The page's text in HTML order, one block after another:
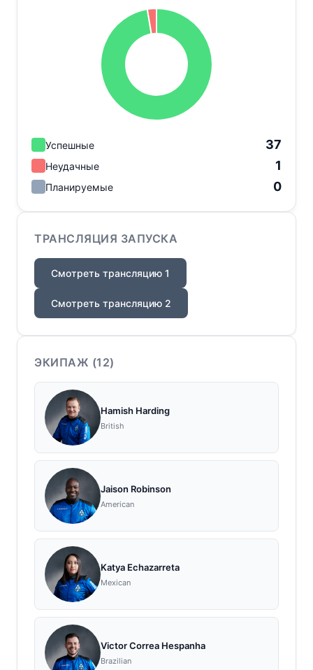
Успешные 37
Неудачные 1
Планируемые 0
ТРАНСЛЯЦИЯ ЗАПУСКА
Смотреть трансляцию 1
Смотреть трансляцию 2
ЭКИПАЖ (12)
Hamish Harding
British
Jaison Robinson
American
Katya Echazarreta
Mexican
Victor Correa Hespanha
Brazilian